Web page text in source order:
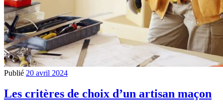
Publié 20 avril 2024
Les critères de choix d’un artisan maçon